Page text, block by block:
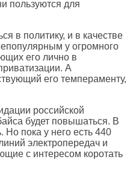
пользуются для
в политику, и в качестве
у огромного
его лично в
А
его темпераменту,
российской
будет повышаться. В
Но пока у него есть 440
электропередач и
с интересом коротать